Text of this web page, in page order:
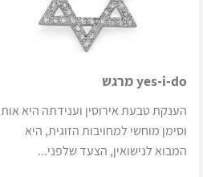
yes-i-do מרגש
הענקת טבעת אירוסין וענידתה היא אות
וסימן מוחשי למחויבות הזוגית, היא
המבוא לנישואין, הצעד שלפני...